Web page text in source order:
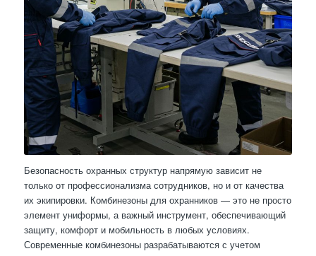
Безопасность охранных структур напрямую зависит не
только от профессионализма сотрудников, но и от качества
их экипировки. Комбинезоны для охранников — это не просто
элемент униформы, а важный инструмент, обеспечивающий
защиту, комфорт и мобильность в любых условиях.
Современные комбинезоны разрабатываются с учетом